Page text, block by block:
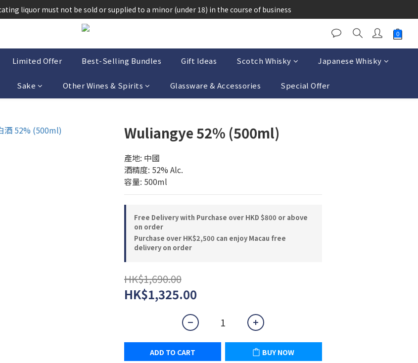
在業務過程中，向未成年人(18歲以下人士)售賣或供應令人醺醉的酒類。
liquor must not be sold or supplied to a minor (under 18) in the course of business
在業務過程中，向未成年人(18歲以下人士)售賣或供應令人醺醉的酒類。
Limited Offer Best-Selling Bundles Gift Ideas Scotch Whisky Japanese Whisky
Sake Other Wines & Spirits Glassware & Accessories Special Offer
Wuliangye 52% (500ml)
產地: 中國
酒精度: 52% Alc.
容量: 500ml
Free Delivery with Purchase over HKD $800 or above
on order
Purchase over HK$2,500 can enjoy Macau free
delivery on order
HK$1,690.00
HK$1,325.00
ADD TO CART BUY NOW